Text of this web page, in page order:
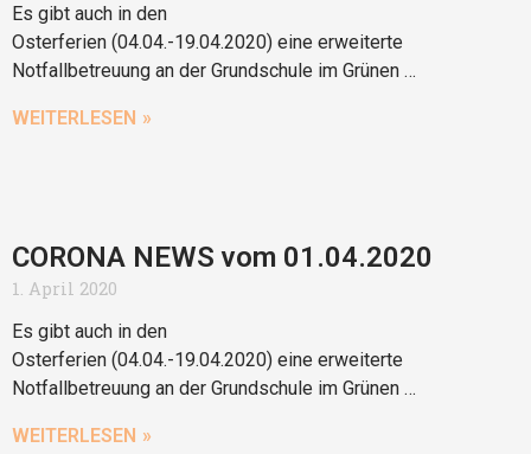
Es gibt auch in den
Osterferien (04.04.-19.04.2020) eine erweiterte
Notfallbetreuung an der Grundschule im Grünen …
WEITERLESEN »
CORONA NEWS vom 01.04.2020
1. April 2020
Es gibt auch in den
Osterferien (04.04.-19.04.2020) eine erweiterte
Notfallbetreuung an der Grundschule im Grünen …
WEITERLESEN »